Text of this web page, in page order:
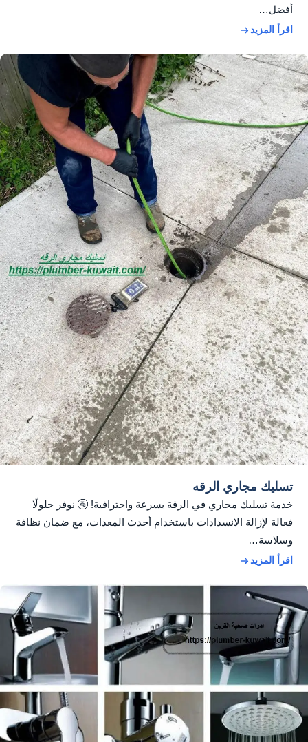
أفضل…
اقرأ المزيد
تسليك مجاري الرقه
خدمة تسليك مجاري في الرقة بسرعة واحترافية! 🚰 نوفر حلولًا
فعالة لإزالة الانسدادات باستخدام أحدث المعدات، مع ضمان نظافة
وسلاسة…
اقرأ المزيد